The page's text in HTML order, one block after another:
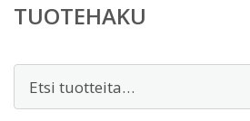
TUOTEHAKU